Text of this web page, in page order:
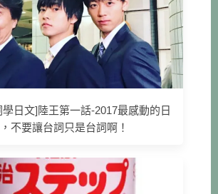
日文]陸王第一話-2017最感動的日
不要讓台詞只是台詞啊！